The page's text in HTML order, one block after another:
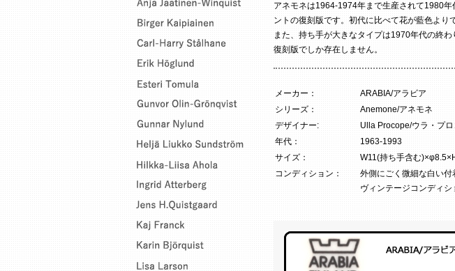
アネモネは1964-1974年まで生産されて1980
ントの復刻版です。初代に比べて花が藍色より
また、持ち手が大きなタイプは1970年代の終
復刻版でしか存在しません。
メーカー：
ARABIA/アラビア
シリーズ：
Anemone/アネモネ
デザイナー:
Ulla Procope/ウラ・プ
年代：
1963-1993
サイズ：
W11(持ち手含む
コンディション：
外側にごく微細な白い
ヴィンテージコンディシ